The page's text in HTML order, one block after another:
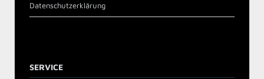
Datenschutzerklärung
SERVICE